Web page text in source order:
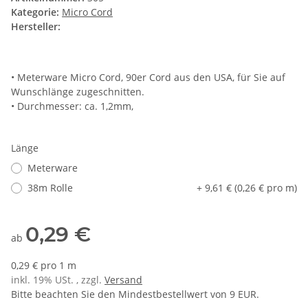
Kategorie: Micro Cord
Hersteller:
• Meterware Micro Cord, 90er Cord aus den USA, für Sie auf
Wunschlänge zugeschnitten.
• Durchmesser: ca. 1,2mm,
Länge
Meterware
38m Rolle
+ 9,61 € (0,26 € pro m)
ab 0,29 €
0,29 € pro 1 m
inkl. 19% USt. , zzgl. Versand
Bitte beachten Sie den Mindestbestellwert von 9 EUR.